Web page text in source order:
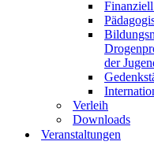
der
Verleih
Downloads
Veranstaltungen